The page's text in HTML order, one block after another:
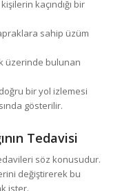
kaçındığı bir
sahip üzüm
üzerinde bulunan
bir yol izlemesi
gösterilir.
Tedavisi
söz konusudur.
değiştirerek bu